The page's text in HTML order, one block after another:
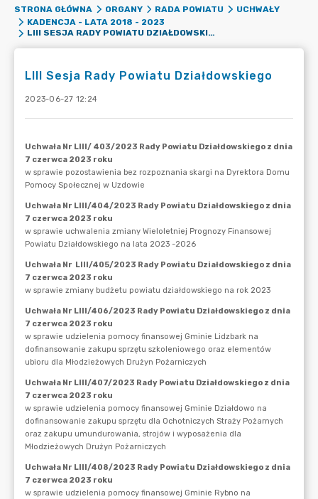
STRONA GŁÓWNA ORGANY RADA POWIATU
UCHWAŁY
KADENCJA - LATA 2018 - 2023
LIII SESJA RADY POWIATU DZIAŁDOWSKIEGO
LIII Sesja Rady Powiatu Działdowskiego
2023-06-27 12:24